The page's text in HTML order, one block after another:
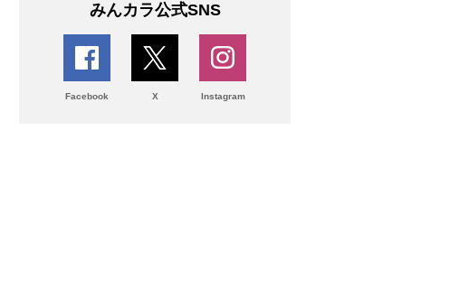
みんカラ公式SNS
Facebook X Instagram